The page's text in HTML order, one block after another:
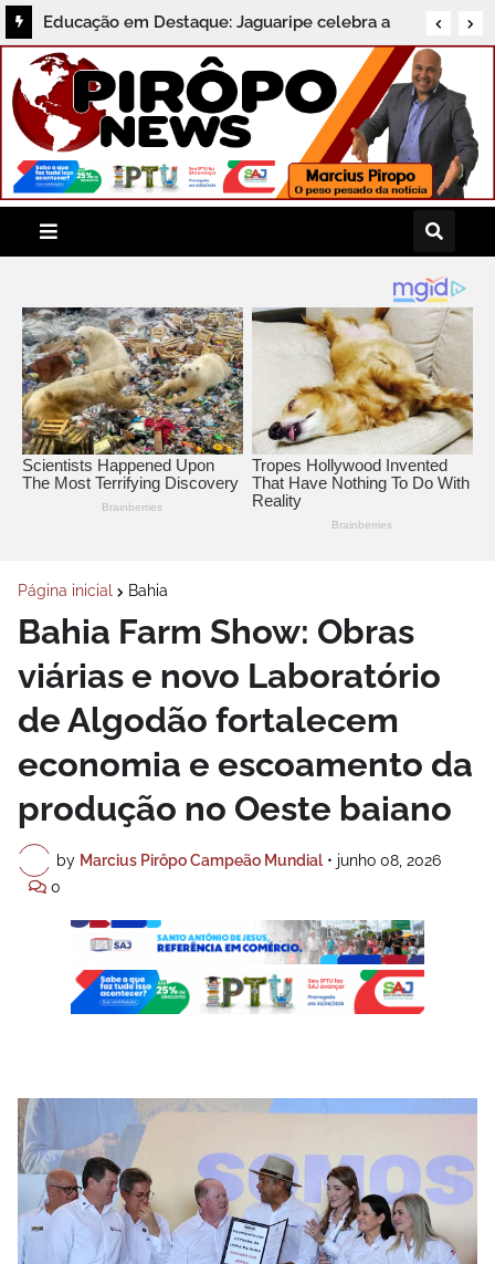
Educação em Destaque: Jaguaripe celebra a
aprovação de 61 alunos na 2ª fase da OBMEP e
consolida avanços na rede municipal
Página inicial Bahia
Bahia Farm Show: Obras
viárias e novo Laboratório
de Algodão fortalecem
economia e escoamento da
produção no Oeste baiano
by Marcius Pirôpo Campeão Mundial • junho 08, 2026
0